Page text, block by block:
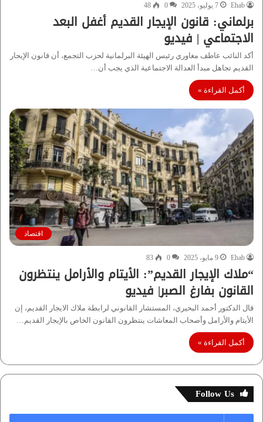
Ehab 7 يوليو، 2025 0
48
برلماني: قانون الإيجار القديم أغفل البعد
الاجتماعي | فيديو
أكد النائب عاطف مغاوري رئيس الهيئة البرلمانية لحزب التجمع، أن قانون الإيجار
القديم تجاهل مبدأ العدالة الاجتماعية الذي يجب أن…
أكمل القراءة »
اقتصاد
Ehab 9 مايو، 2025 0
83
“ملاك الإيجار القديم”: الأيتام والأرامل ينتظرون
القانون بفارغ الصبر| فيديو
قال الدكتور أحمد البحيري، المستشار القانوني لرابطة ملاك الايجار القديم، إن
الأيتام والأرامل وأصحاب المعاشات ينتظرون القانون الخاص بالإيجار القديم…
أكمل القراءة »
Follow Us